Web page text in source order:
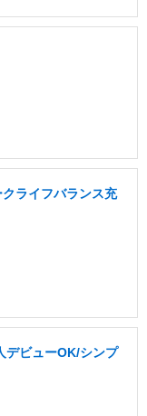
ライフバランス充
デビューOK/シンプ